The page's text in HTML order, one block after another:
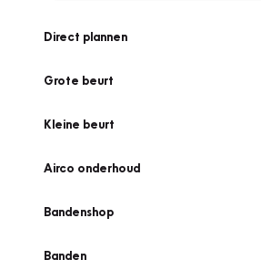
Direct plannen
Grote beurt
Kleine beurt
Airco onderhoud
Bandenshop
Banden